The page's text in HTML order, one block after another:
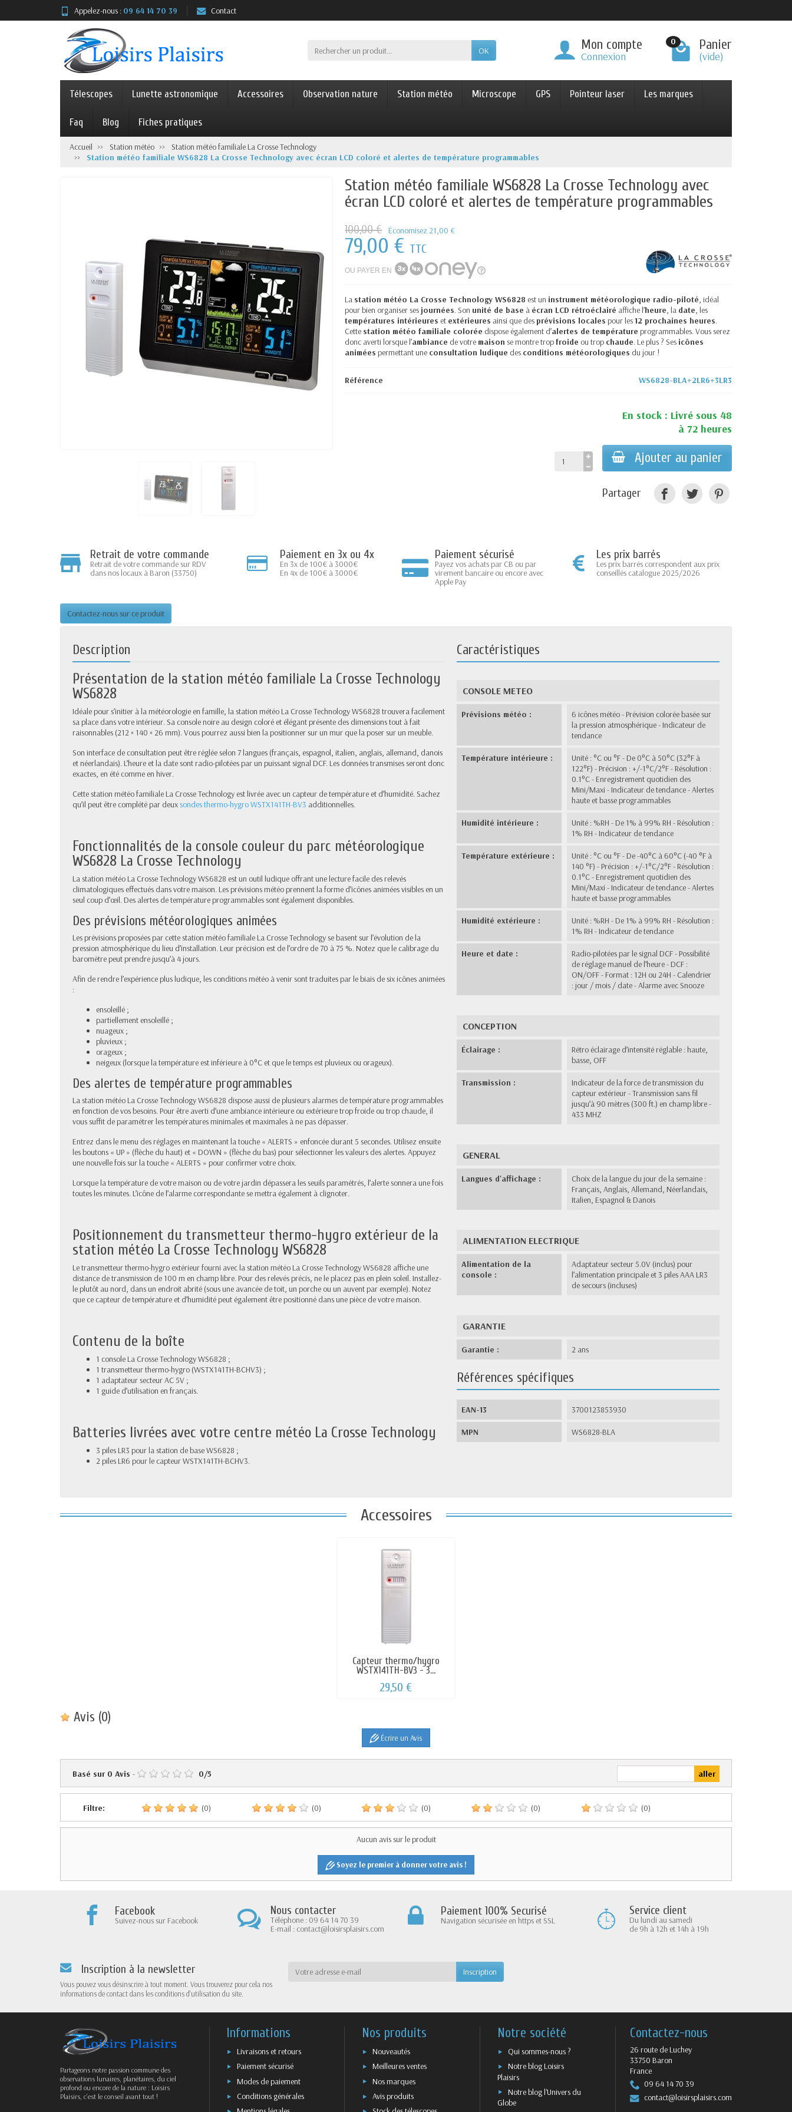
Appelez-nous : 09 64 14 70 39 Contact
OK Mon compte
Connexion
0 Panier
(vide)
Télescopes Lunette astronomique Accessoires Observation nature Station météo Microscope GPS Pointeur laser Les marques
Faq Blog Fiches pratiques
Accueil Station météo
Station météo familiale La Crosse Technology
Station météo familiale WS6828 La Crosse Technology avec écran LCD coloré et alertes de température programmables
Station météo familiale WS6828 La Crosse Technology avec
écran LCD coloré et alertes de température programmables
100,00 € Économisez 21,00 €
79,00 € TTC
OU PAYER EN
La station météo La Crosse Technology WS6828 est un instrument météorologique radio-piloté, idéal
pour bien organiser ses journées. Son unité de base à écran LCD rétroéclairé affiche l’heure, la date, les
températures intérieures et extérieures ainsi que des prévisions locales pour les12 prochaines heures.
Cette station météo familiale colorée dispose également d’alertes de température programmables. Vous serez
donc averti lorsque l’ambiance de votre maison se montre tropfroide ou trop chaude. Le plus ? Ses icônes
animées permettant une consultation ludique des conditions météorologiques du jour !
Référence WS6828-BLA+2LR6+3LR3
En stock : Livré sous 48
à 72 heures
Ajouter au panier
Partager
Retrait de votre commande
Retrait de votre commande sur RDV
dans nos locaux à Baron (33750)
Paiement en 3x ou 4x
En 3x de 100€ à 3000€
En 4x de 100€ à 3000€
Paiement sécurisé
Payez vos achats par CB ou par
virement bancaire ou encore avec
Apple Pay
Les prix barrés
Les prix barrés correspondent aux prix
conseillés catalogue 2025/2026
Contactez-nous sur ce produit
Description
Présentation de la station météo familiale La Crosse Technology
WS6828
Idéale pour s’initier à la météorologie en famille, la station météo La Crosse Technology WS6828 trouvera facilement
sa place dans votre intérieur. Sa console noire au design coloré et élégant présente des dimensions tout à fait
raisonnables (212 × 140 × 26 mm). Vous pourrez aussi bien la positionner sur un mur que la poser sur un meuble.
Son interface de consultation peut être réglée selon 7 langues (français, espagnol, italien, anglais, allemand, danois
et néerlandais). L’heure et la date sont radio-pilotées par un puissant signal DCF. Les données transmises seront donc
exactes, en été comme en hiver.
Cette station météo familiale La Crosse Technology est livrée avec un capteur de température et d’humidité. Sachez
qu’il peut être complété par deux sondes thermo-hygro WSTX141TH-BV3 additionnelles.
Fonctionnalités de la console couleur du parc météorologique
WS6828 La Crosse Technology
La station météo La Crosse Technology WS6828 est un outil ludique offrant une lecture facile des relevés
climatologiques effectués dans votre maison. Les prévisions météo prennent la forme d’icônes animées visibles en un
seul coup d’œil. Des alertes de température programmables sont également disponibles.
Des prévisions météorologiques animées
Les prévisions proposées par cette station météo familiale La Crosse Technology se basent sur l’évolution de la
pression atmosphérique du lieu d’installation. Leur précision est de l’ordre de 70 à 75 %. Notez que le calibrage du
baromètre peut prendre jusqu’à 4 jours.
Afin de rendre l’expérience plus ludique, les conditions météo à venir sont traduites par le biais de six icônes animées
:
ensoleillé ;
partiellement ensoleillé ;
nuageux ;
pluvieux ;
orageux ;
neigeux (lorsque la température est inférieure à 0°C et que le temps est pluvieux ou orageux).
Des alertes de température programmables
La station météo La Crosse Technology WS6828 dispose aussi de plusieurs alarmes de température programmables
en fonction de vos besoins. Pour être averti d’une ambiance intérieure ou extérieure trop froide ou trop chaude, il
vous suffit de paramétrer les températures minimales et maximales à ne pas dépasser.
Entrez dans le menu des réglages en maintenant la touche « ALERTS » enfoncée durant 5 secondes. Utilisez ensuite
les boutons « UP » (flèche du haut) et « DOWN » (flèche du bas) pour sélectionner les valeurs des alertes. Appuyez
une nouvelle fois sur la touche « ALERTS » pour confirmer votre choix.
Lorsque la température de votre maison ou de votre jardin dépassera les seuils paramétrés, l’alerte sonnera une fois
toutes les minutes. L’icône de l’alarme correspondante se mettra également à clignoter.
Positionnement du transmetteur thermo-hygro extérieur de la
station météo La Crosse Technology WS6828
Le transmetteur thermo-hygro extérieur fourni avec la station météo La Crosse Technology WS6828 affiche une
distance de transmission de 100 m en champ libre. Pour des relevés précis, ne le placez pas en plein soleil. Installez-
le plutôt au nord, dans un endroit abrité (sous une avancée de toit, un porche ou un auvent par exemple). Notez
que ce capteur de température et d’humidité peut également être positionné dans une pièce de votre maison.
Contenu de la boîte
1 console La Crosse Technology WS6828 ;
1 transmetteur thermo-hygro (WSTX141TH-BCHV3) ;
1 adaptateur secteur AC 5V ;
1 guide d’utilisation en français.
Batteries livrées avec votre centre météo La Crosse Technology
3 piles LR3 pour la station de base WS6828 ;
2 piles LR6 pour le capteur WSTX141TH-BCHV3.
Caractéristiques
CONSOLE METEO
Prévisions météo :
6 icônes météo - Prévision colorée basée sur
la pression atmosphérique - Indicateur de
tendance
Température intérieure :
Unité : °C ou °F - De 0°C à 50°C (32°F à
122°F) - Précision : +/-1°C/2°F - Résolution :
0.1°C - Enregistrement quotidien des
Mini/Maxi - Indicateur de tendance - Alertes
haute et basse programmables
Humidité intérieure :
Unité : %RH - De 1% à 99% RH - Résolution :
1% RH - Indicateur de tendance
Température extérieure :
Unité : °C ou °F - De -40°C à 60°C (-40 °F à
140 °F) - Précision : +/-1°C/2°F - Résolution :
0.1°C - Enregistrement quotidien des
Mini/Maxi - Indicateur de tendance - Alertes
haute et basse programmables
Humidité extérieure :
Unité : %RH - De 1% à 99% RH - Résolution :
1% RH - Indicateur de tendance
Heure et date :
Radio-pilotées par le signal DCF - Possibilité
de réglage manuel de l’heure - DCF :
ON/OFF - Format : 12H ou 24H - Calendrier
: jour / mois / date - Alarme avec Snooze
CONCEPTION
Éclairage :
Rétro éclairage d’intensité réglable : haute,
basse, OFF
Transmission :
Indicateur de la force de transmission du
capteur extérieur - Transmission sans fil
jusqu’à 90 mètres (300 ft.) en champ libre -
433 MHZ
GENERAL
Langues d'affichage :
Choix de la langue du jour de la semaine :
Français, Anglais, Allemand, Néerlandais,
Italien, Espagnol & Danois
ALIMENTATION ELECTRIQUE
Alimentation de la
console :
Adaptateur secteur 5.0V (inclus) pour
l’alimentation principale et 3 piles AAA LR3
de secours (incluses)
GARANTIE
Garantie : 2 ans
Références spécifiques
EAN-13 3700123853930
MPN WS6828-BLA
Accessoires
Capteur thermo/hygro
WSTX141TH-BV3 - 3...
29,50 €
Avis (0)
Écrire un Avis
Basé sur 0 Avis - 0/5
Filtre: (0) (0) (0) (0) (0)
Aucun avis sur le produit
Soyez le premier à donner votre avis !
Facebook
Suivez-nous sur Facebook
Nous contacter
Téléphone : 09 64 14 70 39
E-mail : contact@loisirsplaisirs.com
Paiement 100% Securisé
Navigation sécurisée en https et SSL
Service client
Du lundi au samedi
de 9h à 12h et 14h à 19h
Inscription à la newsletter
Vous pouvez vous désinscrire à tout moment. Vous trouverez pour cela nos
informations de contact dans les conditions d'utilisation du site.
Partageons notre passion commune des
observations lunaires, planétaires, du ciel
profond ou encore de la nature : Loisirs
Plaisirs, c’est le conseil avant tout !
Informations
Livraisons et retours
Paiement sécurisé
Modes de paiement
Conditions générales
Nos produits
Nouveautés
Meilleures ventes
Nos marques
Avis produits
Notre société
Qui sommes-nous ?
Notre blog Loisirs
Plaisirs
Notre blog l'Univers du
Globe
Contactez-nous
26 route de Luchey
33750 Baron
France
09 64 14 70 39
contact@loisirsplaisirs.com